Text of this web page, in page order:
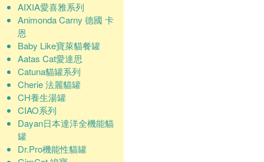
AIXIA愛喜雅系列
Animonda Carny 德國 卡
恩
Baby Like寶萊貓餐罐
Aatas Cat愛達思
Catuna貓罐系列
Cherie 法麗貓罐
CH養生湯罐
CIAO系列
Dayan日本達洋全機能貓
罐
Dr.Pro機能性貓罐